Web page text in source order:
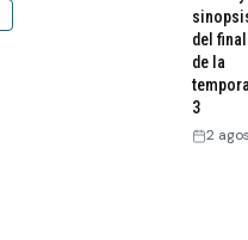
del final
de la
3
2